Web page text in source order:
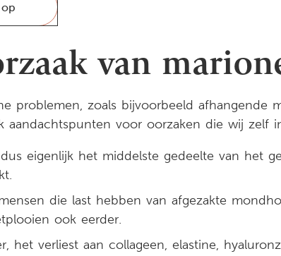
van
problemen, zoals bijvoorbeeld
aandachtspunten voor oorzaken die wij zelf
dus eigenlijk het middelste gedeelte van het
die last hebben van afgezakte
ook eerder.
het verliest aan collageen, elastine,